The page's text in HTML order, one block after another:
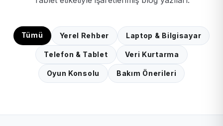
Tümü Yerel Rehber Laptop & Bilgisayar
Telefon & Tablet Veri Kurtarma
Oyun Konsolu Bakım Önerileri